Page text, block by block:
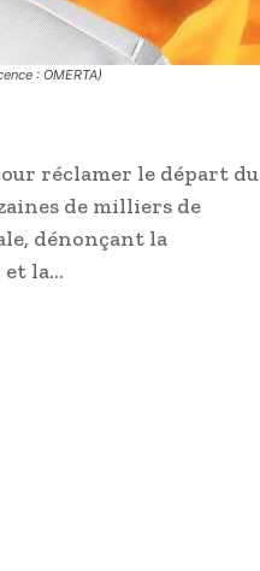
: OMERTA)
réclamer le départ du
de milliers de
dénonçant la
et la…